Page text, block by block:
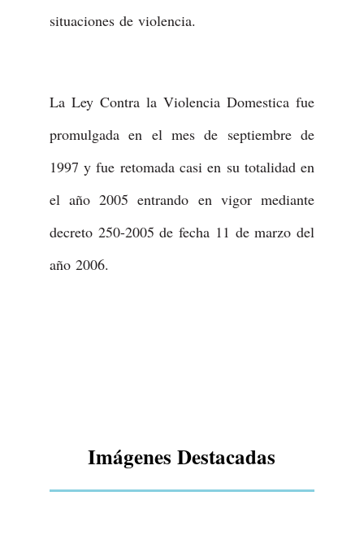
situaciones de violencia.
La Ley Contra la Violencia Domestica fue
promulgada en el mes de septiembre de
1997 y fue retomada casi en su totalidad en
el año 2005 entrando en vigor mediante
decreto 250-2005 de fecha 11 de marzo del
año 2006.
Imágenes Destacadas